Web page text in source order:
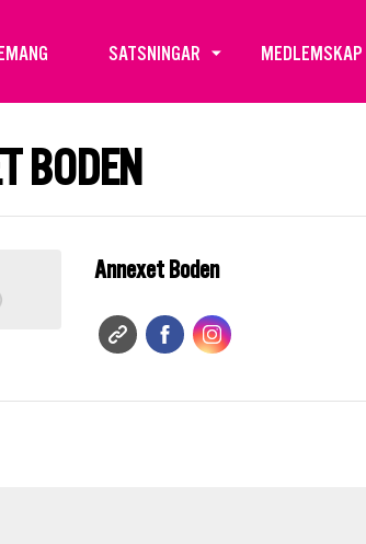
SATSNINGAR MEDLEMSKAP
BODEN
Annexet Boden